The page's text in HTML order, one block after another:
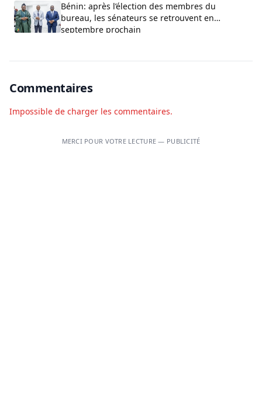
Bénin: après l’élection des membres du
bureau, les sénateurs se retrouvent en
septembre prochain
Commentaires
Impossible de charger les commentaires.
MERCI POUR VOTRE LECTURE — PUBLICITÉ